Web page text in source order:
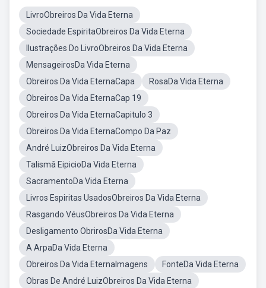
LivroObreiros Da Vida Eterna
Sociedade EspiritaObreiros Da Vida Eterna
Ilustrações Do LivroObreiros Da Vida Eterna
MensageirosDa Vida Eterna
Obreiros Da Vida EternaCapa
RosaDa Vida Eterna
Obreiros Da Vida EternaCap 19
Obreiros Da Vida EternaCapitulo 3
Obreiros Da Vida EternaCompo Da Paz
André LuizObreiros Da Vida Eterna
Talismâ EipicioDa Vida Eterna
SacramentoDa Vida Eterna
Livros Espiritas UsadosObreiros Da Vida Eterna
Rasgando VéusObreiros Da Vida Eterna
Desligamento ObrirosDa Vida Eterna
A ArpaDa Vida Eterna
Obreiros Da Vida EternaImagens
FonteDa Vida Eterna
Obras De André LuizObreiros Da Vida Eterna